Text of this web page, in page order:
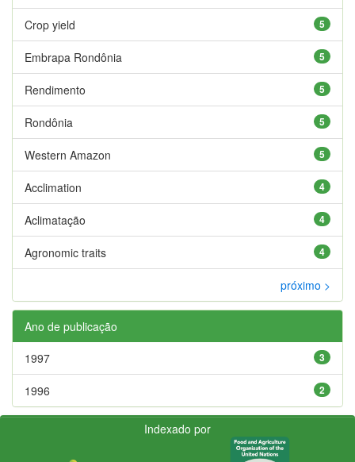
5
Crop yield
5
Embrapa Rondônia
5
Rendimento
5
Rondônia
5
Western Amazon
4
Acclimation
4
Aclimatação
4
Agronomic traits
próximo >
Ano de publicação
3
1997
2
1996
Indexado por